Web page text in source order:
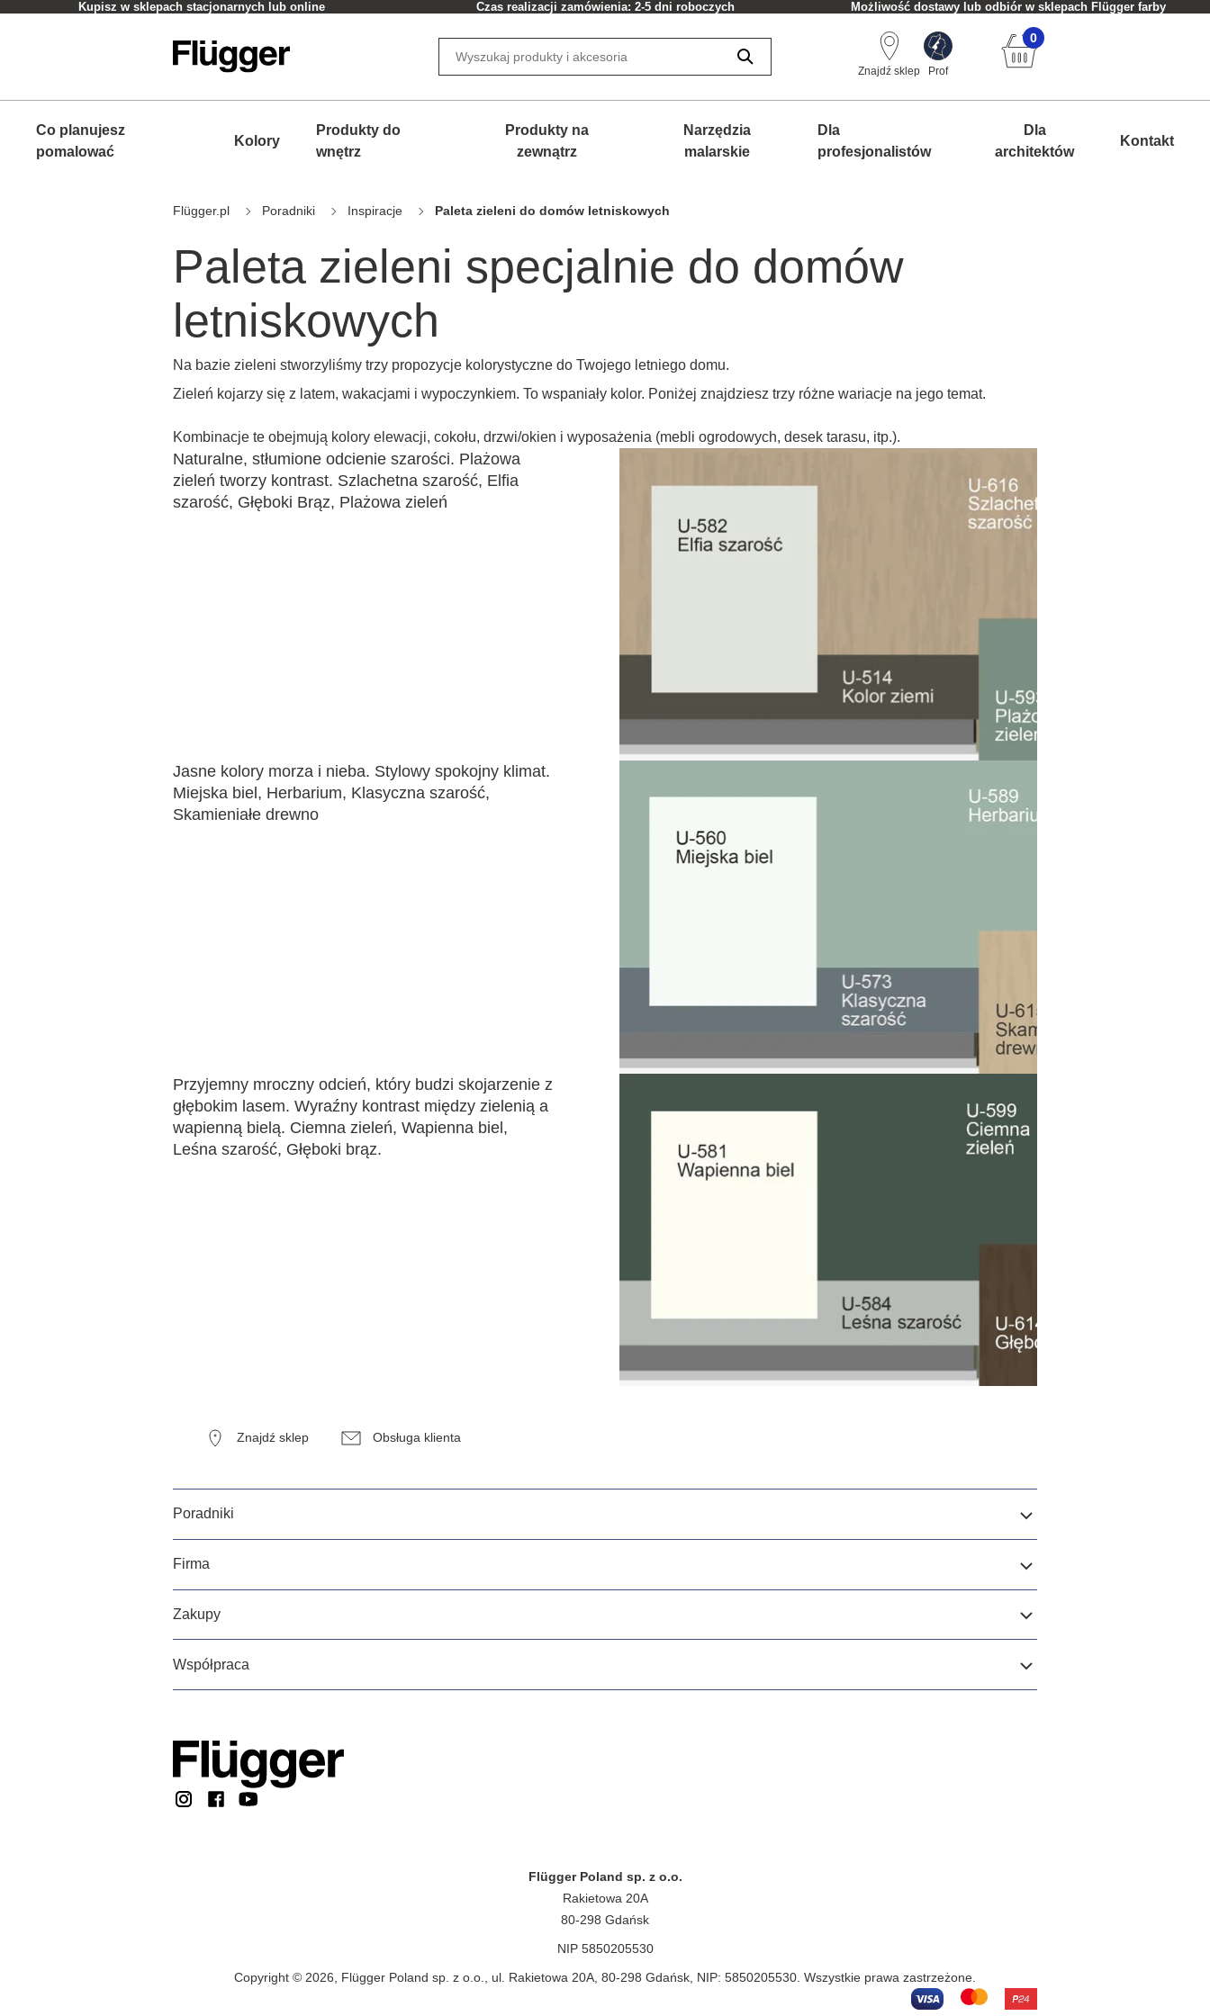
Kupisz w sklepach stacjonarnych lub online Czas realizacji zamówienia: 2-5 dni roboczych Możliwość dostawy lub odbiór w sklepach Flügger farby
Znajdź sklep Prof
0
Co planujesz
pomalować
Kolory
Produkty do
wnętrz
Produkty na
zewnątrz
Narzędzia
malarskie
Dla
profesjonalistów
Dla
architektów
Kontakt
Flügger.pl Poradniki Inspiracje Paleta zieleni do domów letniskowych
Paleta zieleni specjalnie do domów
letniskowych
Na bazie zieleni stworzyliśmy trzy propozycje kolorystyczne do Twojego letniego domu.
Zieleń kojarzy się z latem, wakacjami i wypoczynkiem. To wspaniały kolor. Poniżej znajdziesz trzy różne wariacje na jego temat.
Kombinacje te obejmują kolory elewacji, cokołu, drzwi/okien i wyposażenia (mebli ogrodowych, desek tarasu, itp.).
Naturalne, stłumione odcienie szarości. Plażowa
zieleń tworzy kontrast. Szlachetna szarość, Elfia
szarość, Głęboki Brąz, Plażowa zieleń
Jasne kolory morza i nieba. Stylowy spokojny klimat.
Miejska biel, Herbarium, Klasyczna szarość,
Skamieniałe drewno
Przyjemny mroczny odcień, który budzi skojarzenie z
głębokim lasem. Wyraźny kontrast między zielenią a
wapienną bielą. Ciemna zieleń, Wapienna biel,
Leśna szarość, Głęboki brąz.
Znajdź sklep Obsługa klienta
Poradniki
Firma
Zakupy
Współpraca
Flügger Poland sp. z o.o.
Rakietowa 20A
80-298 Gdańsk
NIP 5850205530
Copyright © 2026, Flügger Poland sp. z o.o., ul. Rakietowa 20A, 80-298 Gdańsk, NIP: 5850205530. Wszystkie prawa zastrzeżone.